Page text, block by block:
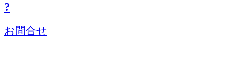
?
お問合せ